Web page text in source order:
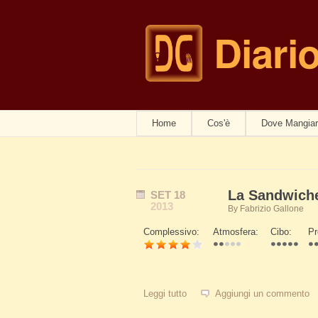
navwom
Home Cos'è Dove
SET 18
2013
La
By Fabrizio Gallone
Schede Verticali
Complessivo: Atmosfera: Cibo:
Leggi tutto su La Sandwicheria, ottima
Aggiungi un commento